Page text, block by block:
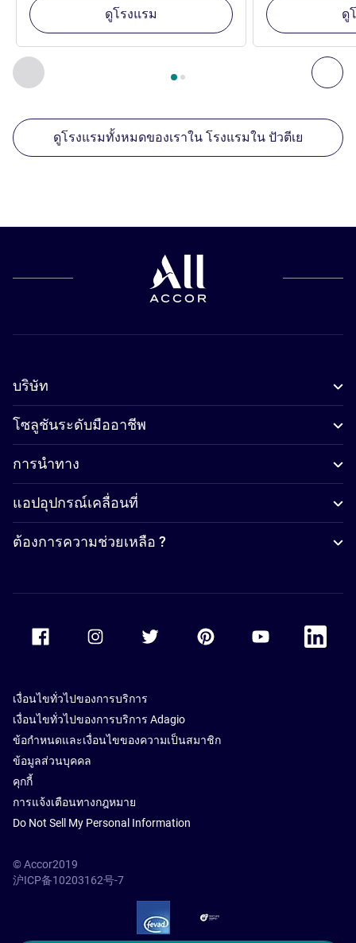
ก่อนหน้า - สถานประกอบการอื่นของเราที่อยู่ใกล้เคียง ถั
หน้า1 , สถานประกอบการอื่นของเราที่อยู่ใกล้เคียง 1 :,
ดูโรงแรม ดู
ดูโรงแรมทั้งหมดของเราใน โรงแรมใน ปัวตีเย
บริษัท
โซลูชันระดับมืออาชีพ
การนำทาง
แอปอุปกรณ์เคลื่อนที่
ต้องการความช่วยเหลือ ?
Accor Facebook Accor TwitterAccor PinterestAccor Youtube
Accor
เงื่อนไขทั่วไปของการบริการ
เงื่อนไขทั่วไปของการบริการ Adagio
ข้อกำหนดและเงื่อนไขของความเป็นสมาชิก
ข้อมูลส่วนบุคคล
คุกกี้
การแจ้งเตือนทางกฎหมาย
Do Not Sell My Personal Information
© Accor2019
沪ICP备10203162号-7